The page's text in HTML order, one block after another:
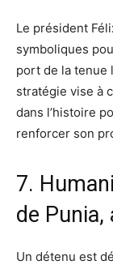
Le président
symboliques
port de la tenue
stratégie vise à
dans l’histoire
renforcer son
7.
de Punia,
Un détenu est